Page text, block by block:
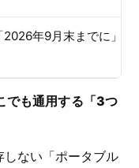
「2026年9月末までに」
でも通用する「3つ
しない「ポータブル